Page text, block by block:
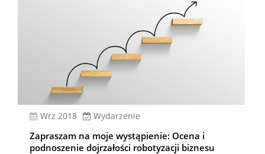
wrz 2018 Wydarzenie
Zapraszam na moje wystąpienie: Ocena i
podnoszenie dojrzałości robotyzacji biznesu